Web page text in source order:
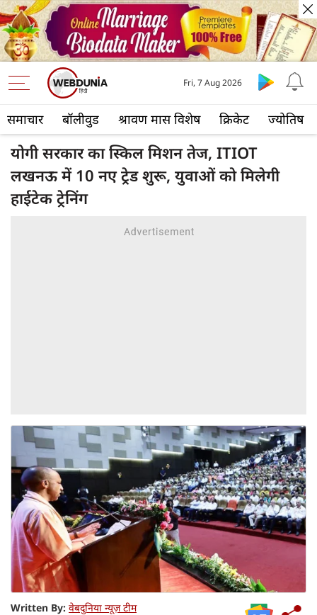
समाचार बॉलीवुड श्रावण मास विशेष क्रिकेट ज्योतिष
Fri, 7 Aug 2026
योगी सरकार का स्किल मिशन तेज, ITIOT
लखनऊ में 10 नए ट्रेड शुरू, युवाओं को मिलेगी
हाईटेक ट्रेनिंग
Written By: वेबदुनिया न्यूज़ टीम